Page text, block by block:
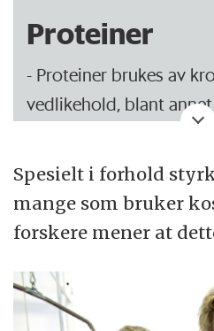
Proteiner
- Proteiner brukes av
vedlikehold, blant annet
- Er bygget opp av
aminosyrer, og finnes i
(animalsk protein) og
(vegetabilsk protein).
- Animalsk protein
Spesielt i forhold
mange som bruker
forskere mener at